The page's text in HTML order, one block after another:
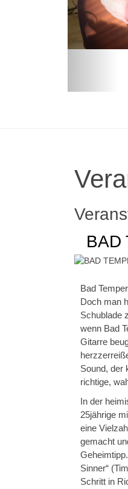
BAD
Bad
Doch man
Schublade
wenn Bad
Gitarre
Sound, der
richtige,
In der
25jährige
eine
gemacht
Sinner“
Schritt in